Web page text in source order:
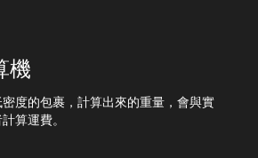
機
度的包裹，計算出來的重量，會與實
算運費。